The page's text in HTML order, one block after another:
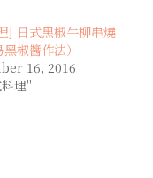
] 日式黑椒牛柳串燒
黑椒醬作法）
16, 2016
理"